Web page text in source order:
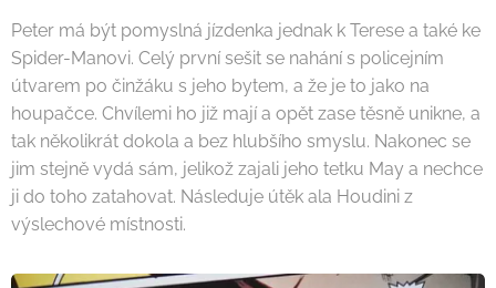
Peter má být pomyslná jízdenka jednak k Terese a také ke
Spider-Manovi. Celý první sešit se nahání s policejním
útvarem po činžáku s jeho bytem, a že je to jako na
houpačce. Chvílemi ho již mají a opět zase těsně unikne, a
tak několikrát dokola a bez hlubšího smyslu. Nakonec se
jim stejně vydá sám, jelikož zajali jeho tetku May a nechce
ji do toho zatahovat. Následuje útěk ala Houdini z
výslechové místnosti.